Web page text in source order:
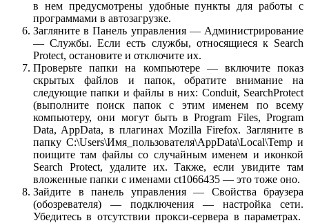
в нем предусмотрены удобные пункты для работы с
программами в автозагрузке.
Загляните в Панель управления — Администрирование
— Службы. Если есть службы, относящиеся к Search
Protect, остановите и отключите их.
Проверьте папки на компьютере — включите показ
скрытых файлов и папок, обратите внимание на
следующие папки и файлы в них: Conduit, SearchProtect
(выполните поиск папок с этим именем по всему
компьютеру, они могут быть в Program Files, Program
Data, AppData, в плагинах Mozilla Firefox. Загляните в
папку C:\Users\Имя_пользователя\AppData\Local\Temp и
поищите там файлы со случайным именем и иконкой
Search Protect, удалите их. Также, если увидите там
вложенные папки с именами ct1066435 — это тоже оно.
Зайдите в панель управления — Свойства браузера
(обозревателя) — подключения — настройка сети.
Убедитесь в отсутствии прокси-сервера в параметрах.